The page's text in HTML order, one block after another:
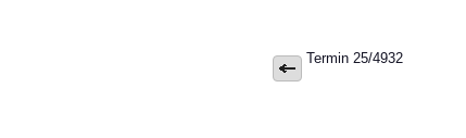
Termin 25/4932